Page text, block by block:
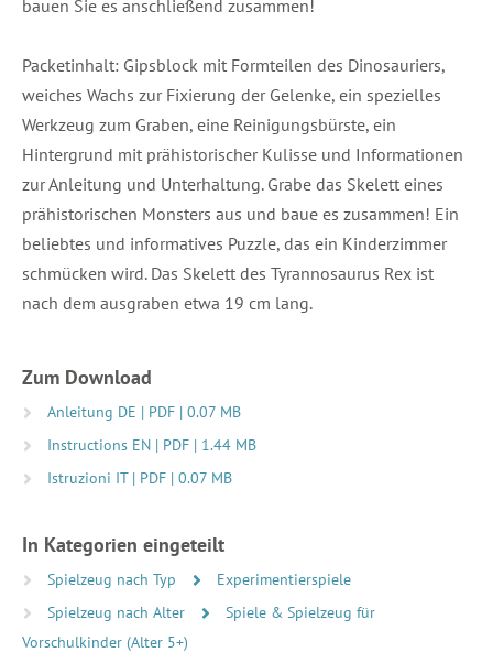
bauen Sie es anschließend zusammen!
Packetinhalt: Gipsblock mit Formteilen des Dinosauriers,
weiches Wachs zur Fixierung der Gelenke, ein spezielles
Werkzeug zum Graben, eine Reinigungsbürste, ein
Hintergrund mit prähistorischer Kulisse und Informationen
zur Anleitung und Unterhaltung. Grabe das Skelett eines
prähistorischen Monsters aus und baue es zusammen! Ein
beliebtes und informatives Puzzle, das ein Kinderzimmer
schmücken wird. Das Skelett des Tyrannosaurus Rex ist
nach dem ausgraben etwa 19 cm lang.
Zum Download
Anleitung DE | PDF | 0.07 MB
Instructions EN | PDF | 1.44 MB
Istruzioni IT | PDF | 0.07 MB
In Kategorien eingeteilt
Spielzeug nach Typ
Experimentierspiele
Spielzeug nach Alter
Spiele & Spielzeug für
Vorschulkinder (Alter 5+)